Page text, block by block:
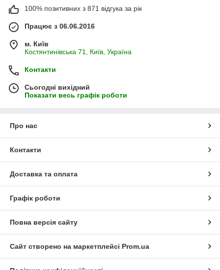
100% позитивних з 871 відгука за рік
Працює з 06.06.2016
м. Київ
Костянтинівська 71, Київ, Україна
Контакти
Сьогодні вихідний
Показати весь графік роботи
Про нас
Контакти
Доставка та оплата
Графік роботи
Повна версія сайту
Сайт створено на маркетплейсі Prom.ua